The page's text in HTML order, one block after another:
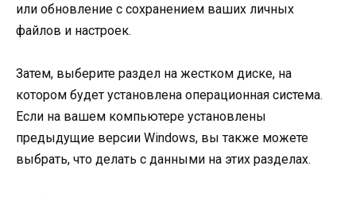
или обновление с сохранением ваших личных
файлов и настроек.
Затем, выберите раздел на жестком диске, на
котором будет установлена операционная система.
Если на вашем компьютере установлены
предыдущие версии Windows, вы также можете
выбрать, что делать с данными на этих разделах.